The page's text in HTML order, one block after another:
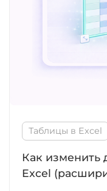
Таблицы в Excel
Как изменить
Excel